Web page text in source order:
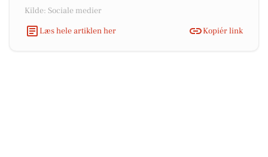
Kilde: Sociale medier
Læs hele artiklen her
Kopiér link